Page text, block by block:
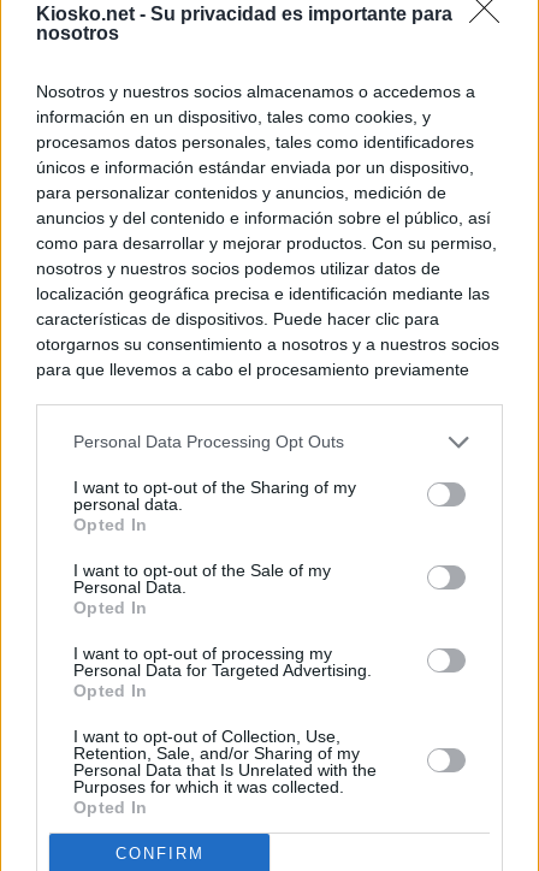
Kiosko.net - Su privacidad es importante para
nosotros
Nosotros y nuestros socios almacenamos o accedemos a
información en un dispositivo, tales como cookies, y
procesamos datos personales, tales como identificadores
únicos e información estándar enviada por un dispositivo,
para personalizar contenidos y anuncios, medición de
anuncios y del contenido e información sobre el público, así
como para desarrollar y mejorar productos. Con su permiso,
nosotros y nuestros socios podemos utilizar datos de
localización geográfica precisa e identificación mediante las
características de dispositivos. Puede hacer clic para
otorgarnos su consentimiento a nosotros y a nuestros socios
para que llevemos a cabo el procesamiento previamente
negar su consentimiento. Tenga en cuenta que algún
de su consentimiento, pero usted tiene el derecho de
rechazar tal procesamiento. Sus preferencias se aplicarán
cualquier momento entrando de nuevo en este sitio web o
visitando nuestra política de privacidad.
Personal Data Processing Opt Outs
I want to opt-out of the Sharing of my
personal data.
Opted In
I want to opt-out of the Sale of my
Personal Data.
Opted In
I want to opt-out of processing my
Personal Data for Targeted Advertising.
Opted In
I want to opt-out of Collection, Use,
Retention, Sale, and/or Sharing of my
Personal Data that Is Unrelated with the
Purposes for which it was collected.
Opted In
CONFIRM